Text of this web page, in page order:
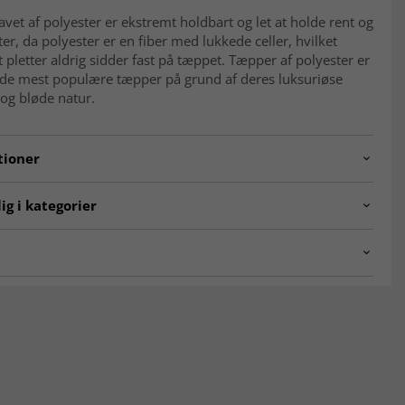
af polyester er ekstremt holdbart og let at holde rent og
da polyester er en fiber med lukkede celler, hvilket
pletter aldrig sidder fast på tæppet. Tæpper af polyester er
mest populære tæpper på grund af deres luksuriøse
bløde natur.
i kategorier